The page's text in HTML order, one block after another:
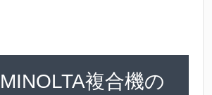
複合機の